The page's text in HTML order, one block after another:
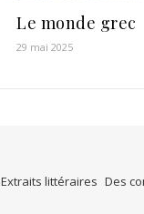
Le monde grec
29 mai 2025
Extraits littéraires Des